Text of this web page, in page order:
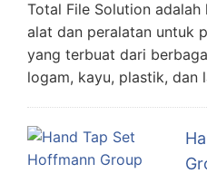
Total File Solution
alat dan peralatan untuk
yang terbuat dari
logam, kayu, plastik, dan